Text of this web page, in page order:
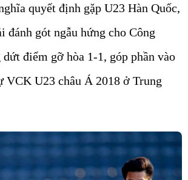
quyết định gặp U23 Hàn Quốc,
đánh gót ngẫu hứng cho Công
điểm gỡ hòa 1-1, góp phần vào
VCK U23 châu Á 2018 ở Trung